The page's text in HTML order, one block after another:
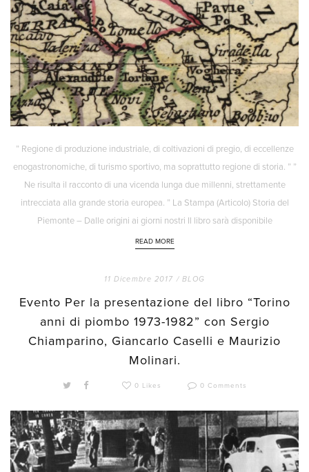
” Regione di produzione industriale, di coltivazioni di pregio, di eccellenze
enogastronomiche, di turismo sportivo, ma soprattutto regione di storia. ” ”
Ne risulta il racconto di una vicenda lunga due millenni, strettamente
intrecciata alla grande storia europea. ” La Stampa (Articolo) Storia del
Piemonte – Dalle origini ai giorni nostri Il libro sarà disponibile
READ MORE
11 Dicembre 2017 / BLOG
Evento Per la presentazione del libro “Torino
anni di piombo 1973-1982” con Sergio
Chiamparino, Giancarlo Caselli e Maurizio
Molinari.
0 Likes 0 Comments